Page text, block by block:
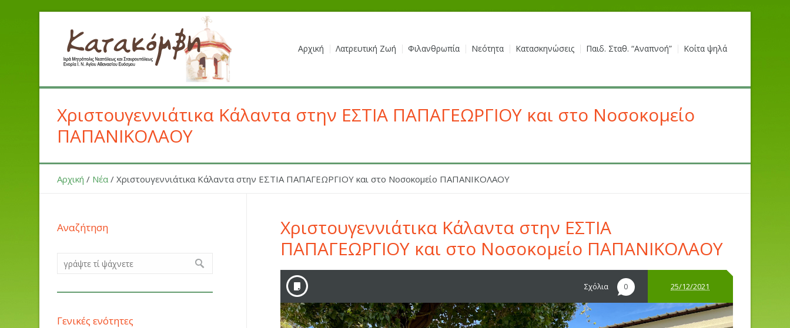
Αρχική Λατρευτική Ζωή Φιλανθρωπία Νεότητα Κατασκηνώσεις Παιδ. Σταθ. “Αναπνοή” Κοίτα ψηλά
Χριστουγεννιάτικα Κάλαντα στην ΕΣΤΙΑ ΠΑΠΑΓΕΩΡΓΙΟΥ και στο Νοσοκομείο
ΠΑΠΑΝΙΚΟΛΑΟΥ
Αρχική / Νέα /Χριστουγεννιάτικα Κάλαντα στην ΕΣΤΙΑ ΠΑΠΑΓΕΩΡΓΙΟΥ και στο Νοσοκομείο ΠΑΠΑΝΙΚΟΛΑΟΥ
Χριστουγεννιάτικα Κάλαντα στην ΕΣΤΙΑ
ΠΑΠΑΓΕΩΡΓΙΟΥ και στο Νοσοκομείο ΠΑΠΑΝΙΚΟΛΑΟΥ
Σχόλια 0 25/12/2021
Αναζήτηση
Γενικές ενότητες